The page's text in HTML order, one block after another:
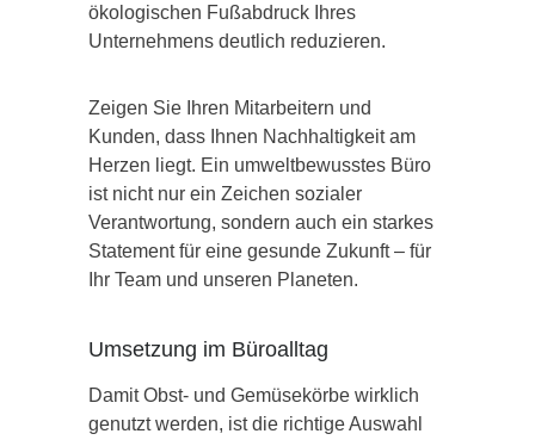
ökologischen Fußabdruck Ihres
Unternehmens deutlich reduzieren.
Zeigen Sie Ihren Mitarbeitern und
Kunden, dass Ihnen Nachhaltigkeit am
Herzen liegt. Ein umweltbewusstes Büro
ist nicht nur ein Zeichen sozialer
Verantwortung, sondern auch ein starkes
Statement für eine gesunde Zukunft – für
Ihr Team und unseren Planeten.
Umsetzung im Büroalltag
Damit Obst- und Gemüsekörbe wirklich
genutzt werden, ist die richtige Auswahl